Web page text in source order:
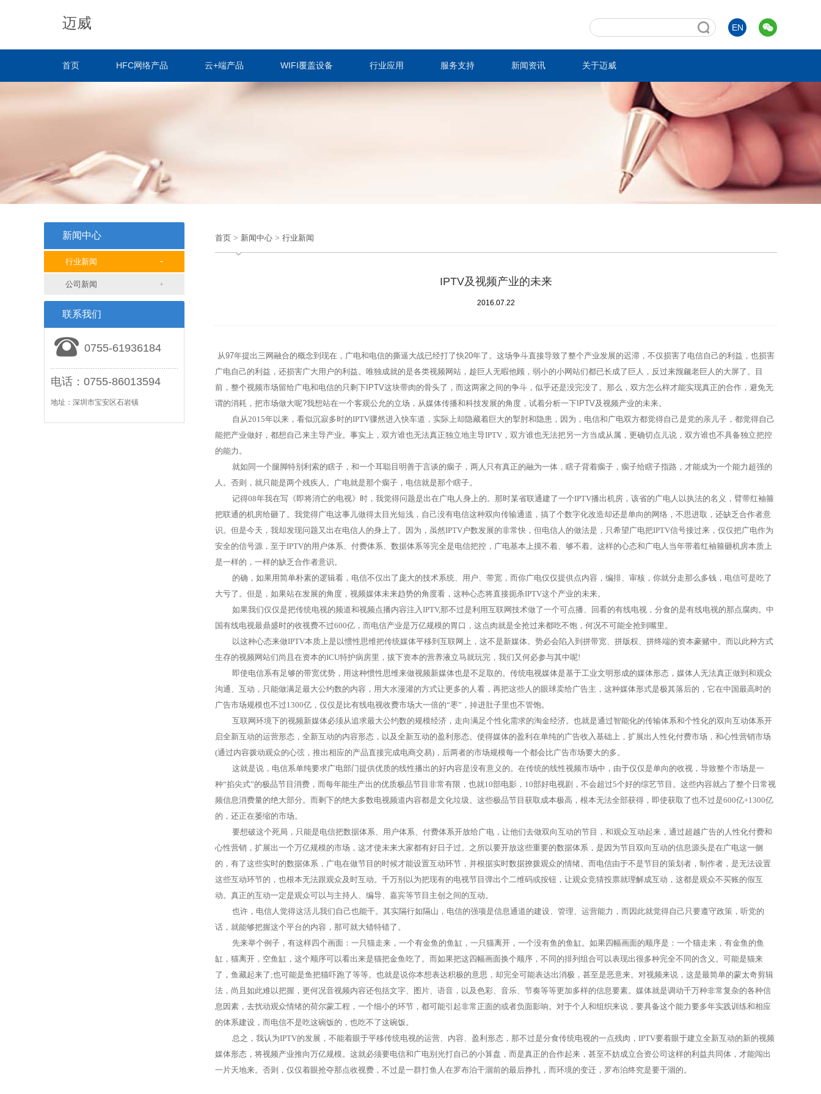
迈威 EN
首页 HFC网络产品 云+端产品 WIFI覆盖设备 行业应用 服务支持 新闻资讯 关于迈威
新闻中心
行业新闻
公司新闻
联系我们
0755-61936184
电话：0755-86013594
地址：深圳市宝安区石岩镇
首页 > 新闻中心 > 行业新闻
IPTV及视频产业的未来
2016.07.22
从97年提出三网融合的概念到现在，广电和电信的撕逼大战已经打了快20年了。这场争斗直接导致了整个产业发展的迟滞，不仅损害了电信自己的利益，也损害
广电自己的利益，还损害广大用户的利益。唯独成就的是各类视频网站，趁巨人无暇他顾，弱小的小网站们都已长成了巨人，反过来觊觎老巨人的大屏了。目
前，整个视频市场留给广电和电信的只剩下 IPTV这块带肉的骨头了，而这两家之间的争斗，似乎还是没完没了。那么，双方怎么样才能实现真正的合作，避免无
谓的消耗，把市场做大呢?我想站在一个客观公允的立场，从媒体传播和科技发展的角度，试着分析一下 IPTV及视频产业的未来。
自从2015年以来，看似沉寂多时的IPTV骤然进入快车道，实际上却隐藏着巨大的掣肘和隐患，因为，电信和广电双方都觉得自己是党的亲儿子，都觉得自己
能把产业做好，都想自己来主导产业。事实上，双方谁也无法真正独立地主导IPTV ，双方谁也无法把另一方当成从属，更确切点儿说，双方谁也不具备独立把控
的能力。
就如同一个腿脚特别利索的瞎子，和一个耳聪目明善于言谈的瘸子，两人只有真正的融为一体，瞎子背着瘸子，瘸子给瞎子指路，才能成为一个能力超强的
人。否则，就只能是两个残疾人。广电就是那个瘸子，电信就是那个瞎子。
记得08年我在写《即将消亡的电视》时，我觉得问题是出在广电人身上的。那时某省联通建了一个IPTV播出机房，该省的广电人以执法的名义，臂带红袖箍
把联通的机房给砸了。我觉得广电这事儿做得太目光短浅，自己没有电信这种双向传输通道，搞了个数字化改造却还是单向的网络，不思进取，还缺乏合作者意
识。但是今天，我却发现问题又出在电信人的身上了。因为，虽然IPTV户数发展的非常快，但电信人的做法是，只希望广电把IPTV信号接过来，仅仅把广电作为
安全的信号源，至于IPTV的用户体系、付费体系、数据体系等完全是电信把控，广电基本上摸不着、够不着。这样的心态和广电人当年带着红袖箍砸机房本质上
是一样的，一样的缺乏合作者意识。
的确，如果用简单朴素的逻辑看，电信不仅出了庞大的技术系统、用户、带宽，而你广电仅仅提供点内容，编排、审核，你就分走那么多钱，电信可是吃了
大亏了。但是，如果站在发展的角度，视频媒体未来趋势的角度看，这种心态将直接扼杀IPTV这个产业的未来。
如果我们仅仅是把传统电视的频道和视频点播内容注入IPTV,那不过是利用互联网技术做了一个可点播、回看的有线电视，分食的是有线电视的那点腐肉。中
国有线电视最鼎盛时的收视费不过600亿，而电信产业是万亿规模的胃口，这点肉就是全抢过来都吃不饱，何况不可能全抢到嘴里。
以这种心态来做IPTV本质上是以惯性思维把传统媒体平移到互联网上，这不是新媒体。势必会陷入到拼带宽、拼版权、拼终端的资本豪赌中。而以此种方式
生存的视频网站们尚且在资本的ICU特护病房里，拔下资本的营养液立马就玩完，我们又何必参与其中呢!
即使电信系有足够的带宽优势，用这种惯性思维来做视频新媒体也是不足取的。传统电视媒体是基于工业文明形成的媒体形态，媒体人无法真正做到和观众
沟通、互动，只能做满足最大公约数的内容，用大水漫灌的方式让更多的人看，再把这些人的眼球卖给广告主，这种媒体形式是极其落后的，它在中国最高时的
广告市场规模也不过1300亿，仅仅是比有线电视收费市场大一倍的“枣”，掉进肚子里也不管饱。
互联网环境下的视频新媒体必须从追求最大公约数的规模经济，走向满足个性化需求的淘金经济。也就是通过智能化的传输体系和个性化的双向互动体系开
启全新互动的运营形态，全新互动的内容形态，以及全新互动的盈利形态。使得媒体的盈利在单纯的广告收入基础上，扩展出人性化付费市场，和心性营销市场
(通过内容拨动观众的心弦，推出相应的产品直接完成电商交易) ，后两者的市场规模每一个都会比广告市场要大的多。
这就是说，电信系单纯要求广电部门提供优质的线性播出的好内容是没有意义的。在传统的线性视频市场中，由于仅仅是单向的收视，导致整个市场是一
种“掐尖式”的极品节目消费，而每年能生产出的优质极品节目非常有限，也就10部电影， 10部好电视剧，不会超过5个好的综艺节目。这些内容就占了整个日常视
频信息消费量的绝大部分。而剩下的绝大多数电视频道内容都是文化垃圾。这些极品节目获取成本极高，根本无法全部获得，即使获取了也不过是600亿+1300亿
的，还正在萎缩的市场。
要想破这个死局，只能是电信把数据体系、用户体系、付费体系开放给广电，让他们去做双向互动的节目，和观众互动起来，通过超越广告的人性化付费和
心性营销，扩展出一个万亿规模的市场，这才使未来大家都有好日子过。之所以要开放这些重要的数据体系，是因为节目双向互动的信息源头是在广电这一侧
的，有了这些实时的数据体系，广电在做节目的时候才能设置互动环节，并根据实时数据撩拨观众的情绪。而电信由于不是节目的策划者，制作者，是无法设置
这些互动环节的，也根本无法跟观众及时互动。千万别以为把现有的电视节目弹出个二维码或按钮，让观众竞猜投票就理解成互动，这都是观众不买账的假互
动。真正的互动一定是观众可以与主持人、编导、嘉宾等节目主创之间的互动。
也许，电信人觉得这活儿我们自己也能干。其实隔行如隔山，电信的强项是信息通道的建设、管理、运营能力，而因此就觉得自己只要遵守政策，听党的
话，就能够把握这个平台的内容，那可就大错特错了。
先来举个例子，有这样四个画面：一只猫走来，一个有金鱼的鱼缸，一只猫离开，一个没有鱼的鱼缸。如果四幅画面的顺序是：一个猫走来，有金鱼的鱼
缸，猫离开，空鱼缸，这个顺序可以看出来是猫把金鱼吃了。而如果把这四幅画面换个顺序，不同的排列组合可以表现出很多种完全不同的含义。可能是猫来
了，鱼藏起来了 ;也可能是鱼把猫吓跑了等等。也就是说你本想表达积极的意思，却完全可能表达出消极，甚至是恶意来。对视频来说，这是最简单的蒙太奇剪辑
法，尚且如此难以把握，更何况音视频内容还包括文字、图片、语音，以及色彩、音乐、节奏等等更加多样的信息要素。媒体就是调动千万种非常复杂的各种信
息因素，去扰动观众情绪的荷尔蒙工程，一个细小的环节，都可能引起非常正面的或者负面影响。对于个人和组织来说，要具备这个能力要多年实践训练和相应
的体系建设，而电信不是吃这碗饭的，也吃不了这碗饭。
总之，我认为IPTV的发展，不能着眼于平移传统电视的运营、内容、盈利形态，那不过是分食传统电视的一点残肉， IPTV要着眼于建立全新互动的新的视频
媒体形态，将视频产业推向万亿规模。这就必须要电信和广电别光打自己的小算盘，而是真正的合作起来，甚至不妨成立合资公司这样的利益共同体，才能闯出
一片天地来。否则，仅仅着眼抢夺那点收视费，不过是一群打鱼人在罗布泊干涸前的最后挣扎，而环境的变迁，罗布泊终究是要干涸的。